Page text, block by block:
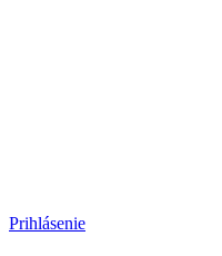
Prihlásenie